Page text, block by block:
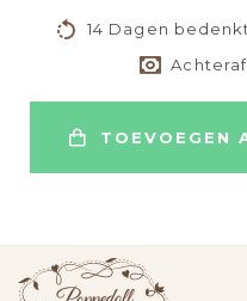
14 Dagen
TOEVOEGEN